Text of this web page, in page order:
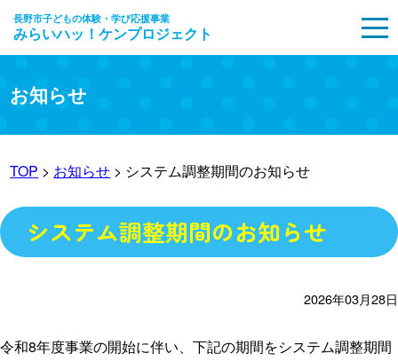
長野市子どもの体験・学び応援事業
みらいハッ！ケンプロジェクト
お知らせ
TOP > お知らせ > システム調整期間のお知らせ
システム調整期間のお知らせ
2026年03月28日
令和8年度事業の開始に伴い、下記の期間をシステム調整期間